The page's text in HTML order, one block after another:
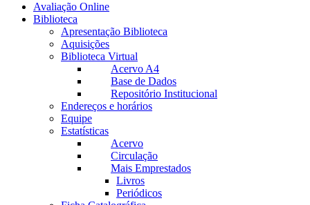
Avaliação Online
Biblioteca
Apresentação Biblioteca
Aquisições
Biblioteca Virtual
Acervo A4
Base de Dados
Repositório Institucional
Endereços e horários
Equipe
Estatísticas
Acervo
Circulação
Mais Emprestados
Livros
Periódicos